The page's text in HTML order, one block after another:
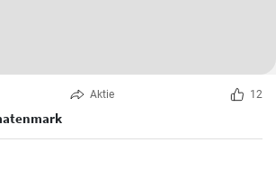
Aktie 12